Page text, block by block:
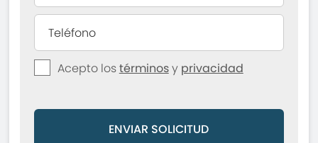
Acepto lostérminosy privacidad
ENVIAR SOLICITUD